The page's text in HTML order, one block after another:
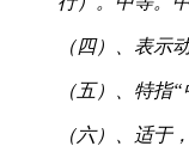
（四）、表示
（五）、特指
（六）、适于